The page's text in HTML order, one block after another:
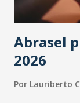
Abrasel
2026
Por Lauriberto